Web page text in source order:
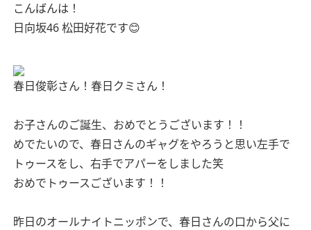
こんばんは！
日向坂46 松田好花です😊
春日俊彰さん！春日クミさん！
お子さんのご誕生、おめでとうございます！！
めでたいので、春日さんのギャグをやろうと思い左手で
トゥースをし、右手でアパーをしました笑
おめでトゥースございます！！
昨日のオールナイトニッポンで、春日さんの口から父に